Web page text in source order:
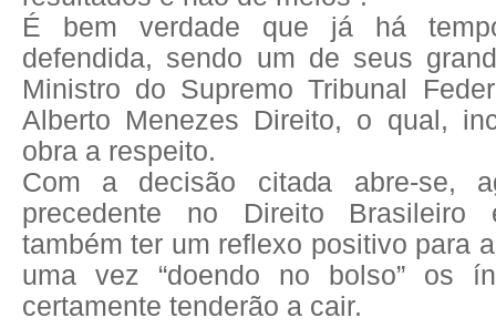
É bem verdade que já há
defendida, sendo um de seus
Ministro do Supremo Tribunal
Alberto Menezes Direito, o qual,
obra a respeito.
Com a decisão citada abre-se,
precedente no Direito
também ter um reflexo positivo para
uma vez “doendo no bolso” os
certamente tenderão a cair.